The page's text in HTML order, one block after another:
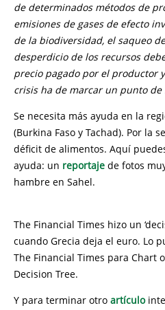
de determinados métodos de
emisiones de gases de efecto
de la biodiversidad, el saqueo
desperdicio de los recursos
precio pagado por el productor
crisis ha de marcar un punto de
Se necesita más ayuda en la
(Burkina Faso y Tachad). Por la
déficit de alimentos. Aquí
ayuda: un reportaje de fotos
hambre en Sahel.
The Financial Times hizo un
cuando Grecia deja el euro. Lo
The Financial Times para Chart
Decision Tree.
Y para terminar otro artículo